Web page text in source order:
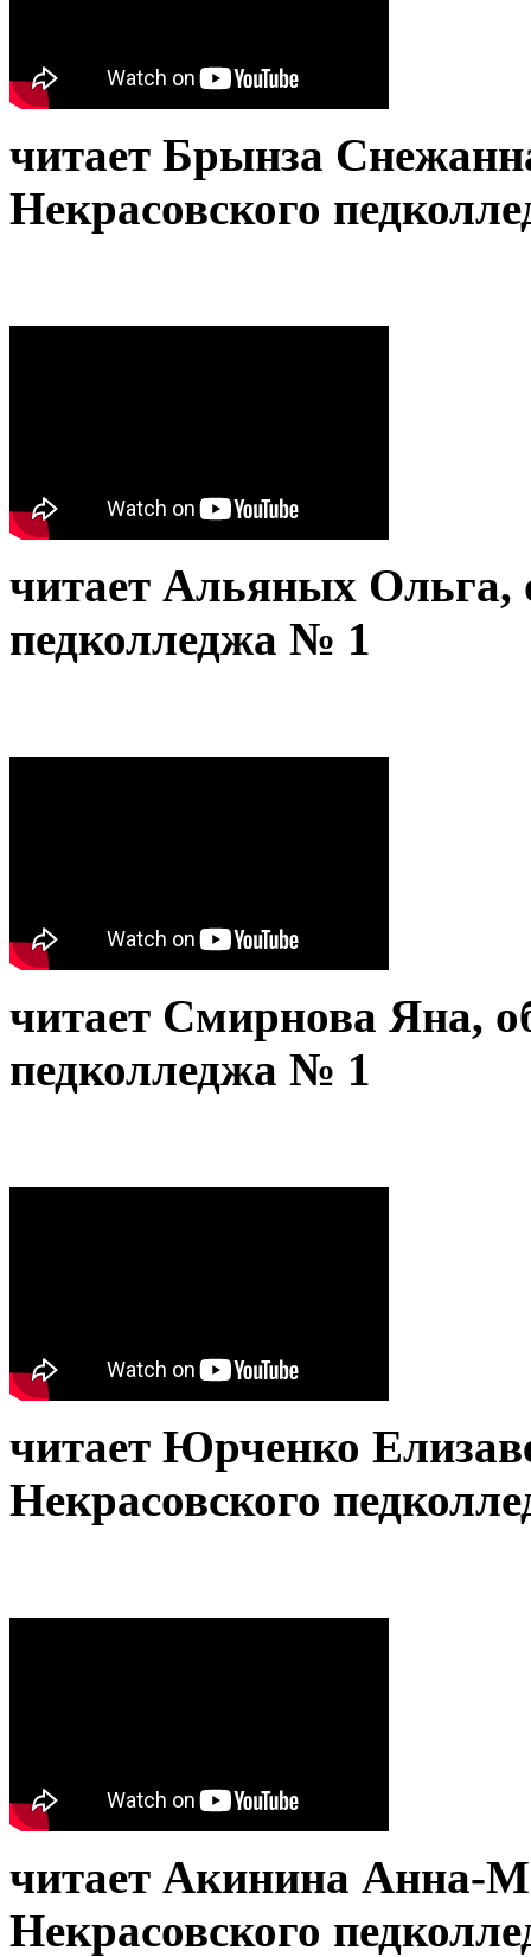
читает Брынза
Некрасовского
читает Альяных Ольга,
педколледжа № 1
читает Смирнова Яна,
педколледжа № 1
читает Юрченко
Некрасовского
читает Акинина Анна-
Некрасовского